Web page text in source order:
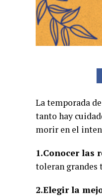
La temporada
tanto hay
morir en el
1.Conocer las
toleran grandes
2.Elegir la